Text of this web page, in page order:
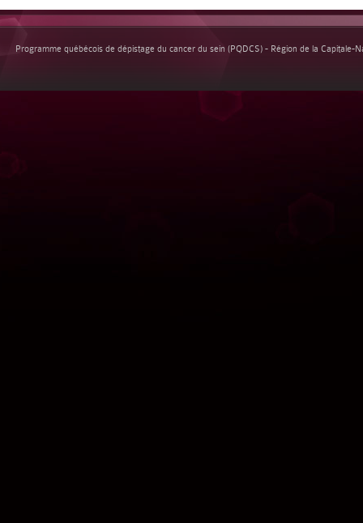
Programme québécois de dépistage du cancer du sein (PQDCS) - Région de la Capitale-